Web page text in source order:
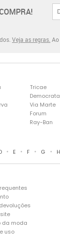
Veja as regras.
Tricae
Democrata
Via Marte
Forum
Ray-Ban
• E • F • G • H
da moda
uso